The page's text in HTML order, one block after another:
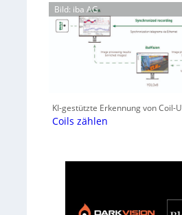
Bild: iba AG
KI-gestützte Erkennung von Coil-
Coils zählen